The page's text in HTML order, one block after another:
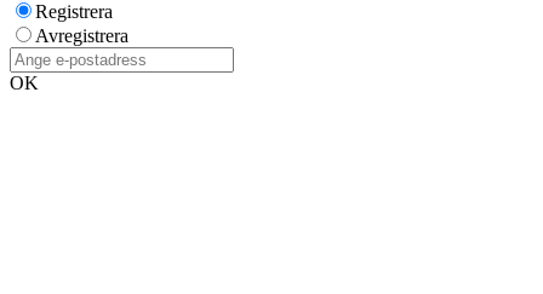
Registrera
Avregistrera
OK